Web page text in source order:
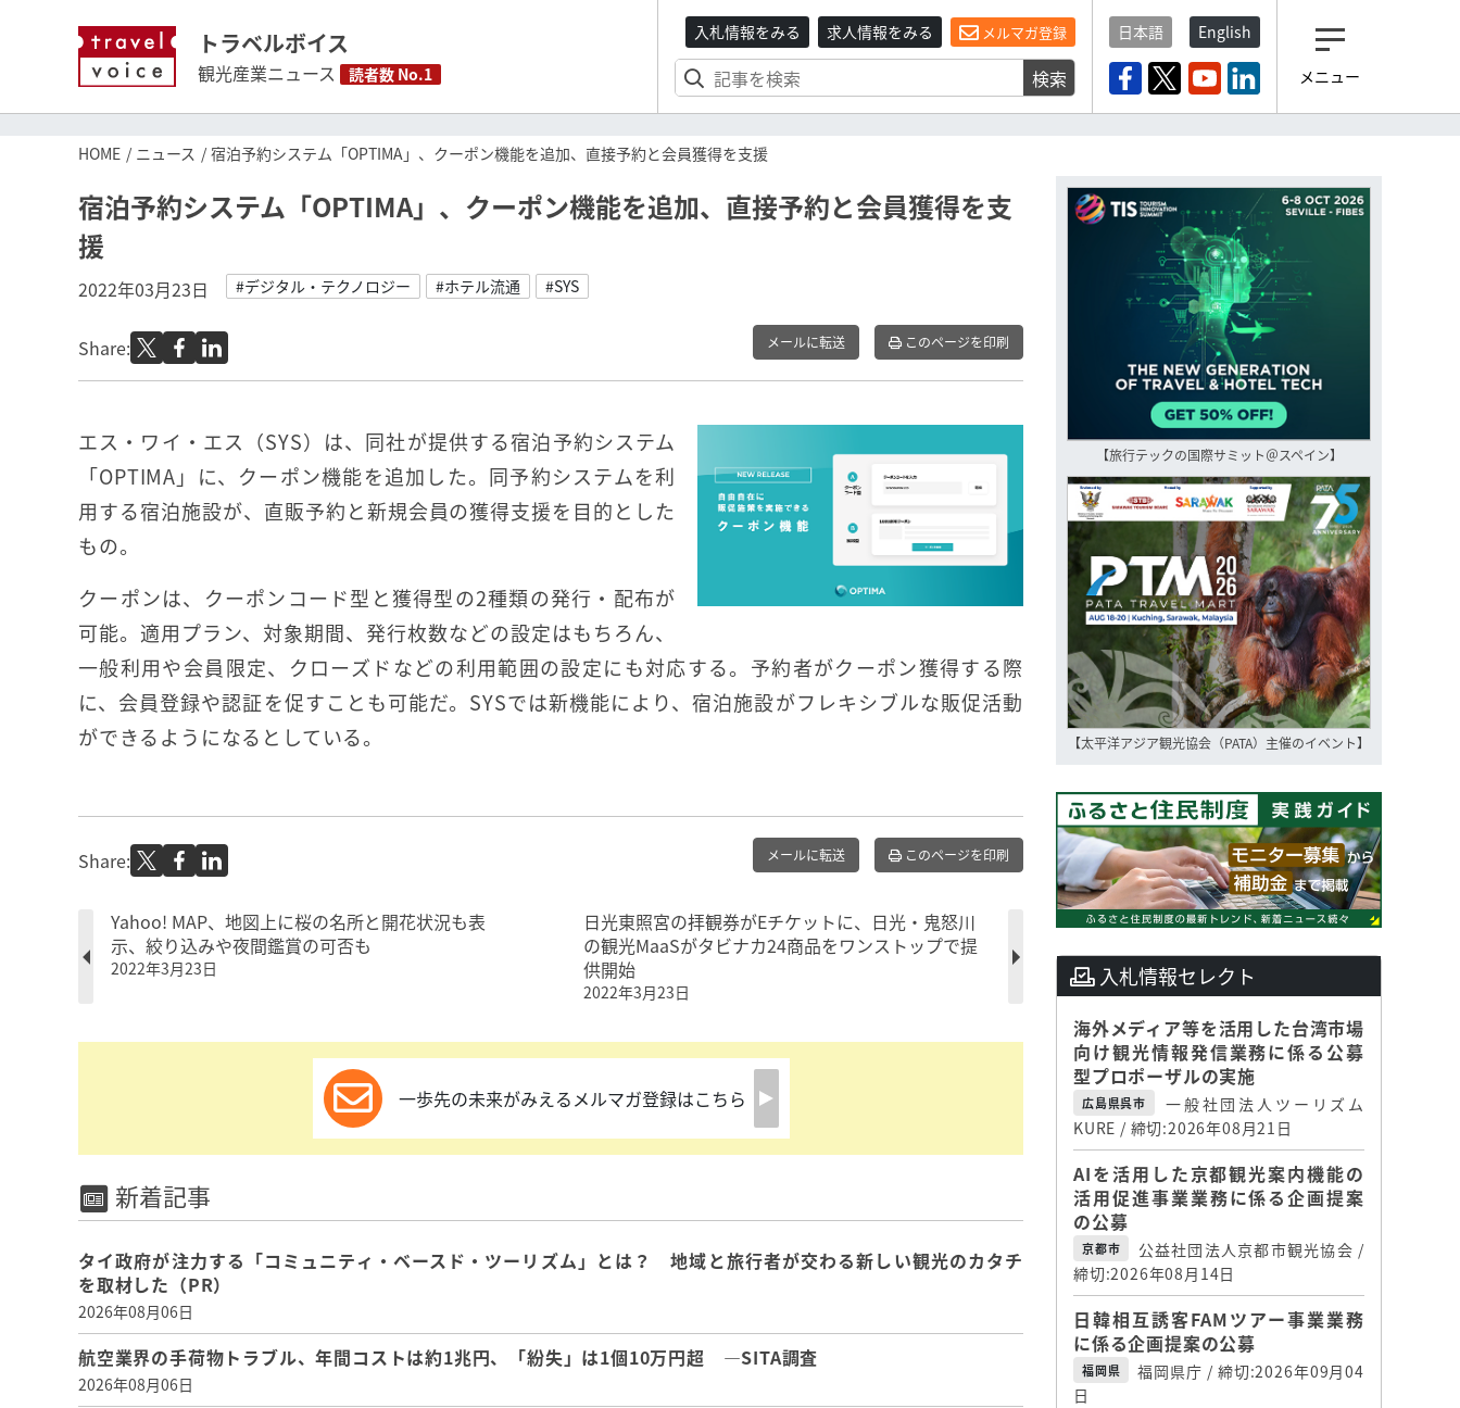
トラベルボイス
観光産業ニュース 読者数 No.1
入札情報をみる 求人情報をみる メルマガ登録
検索
日本語 English
メニュー
HOME ニュース 宿泊予約システム「OPTIMA」、クーポン機能を追加、直接予約と会員獲得を支援
宿泊予約システム「OPTIMA」、クーポン機能を追加、直接予約と会員獲得を支
援
2022年03月23日 #デジタル・テクノロジー #ホテル流通 #SYS
Share: メールに転送 このページを印刷
エス・ワイ・エス（SYS）は、同社が提供する宿泊予約システム
「OPTIMA」に、クーポン機能を追加した。同予約システムを利
用する宿泊施設が、直販予約と新規会員の獲得支援を目的とした
もの。
クーポンは、クーポンコード型と獲得型の2種類の発行・配布が
可能。適用プラン、対象期間、発行枚数などの設定はもちろん、
一般利用や会員限定、クローズドなどの利用範囲の設定にも対応する。予約者がクーポン獲得する際
に、会員登録や認証を促すことも可能だ。SYSでは新機能により、宿泊施設がフレキシブルな販促活動
ができるようになるとしている。
Share: メールに転送 このページを印刷
Yahoo! MAP、地図上に桜の名所と開花状況も表
示、絞り込みや夜間鑑賞の可否も
2022年3月23日
日光東照宮の拝観券がEチケットに、日光・鬼怒川
の観光MaaSがタビナカ24商品をワンストップで提
供開始
2022年3月23日
一歩先の未来がみえるメルマガ登録はこちら
新着記事
タイ政府が注力する「コミュニティ・ベースド・ツーリズム」とは？ 地域と旅行者が交わる新しい観光のカタチ
を取材した（PR）
2026年08月06日
航空業界の手荷物トラブル、年間コストは約1兆円、「紛失」は1個10万円超 ―SITA調査
2026年08月06日
【旅行テックの国際サミット＠スペイン】
【太平洋アジア観光協会（PATA）主催のイベント】
入札情報セレクト
海外メディア等を活用した台湾市場
向け観光情報発信業務に係る公募
型プロポーザルの実施
広島県呉市
一般社団法人ツーリズム
KURE / 締切:2026年08月21日
AIを活用した京都観光案内機能の
活用促進事業業務に係る企画提案
の公募
京都市
公益社団法人京都市観光協会 /
締切:2026年08月14日
日韓相互誘客FAMツアー事業業務
に係る企画提案の公募
福岡県
福岡県庁 / 締切:2026年09月04
日
観光産業ニュース「トラベ
登録済みですよね？
もし未だ登録していないなら…
いますぐ登録する